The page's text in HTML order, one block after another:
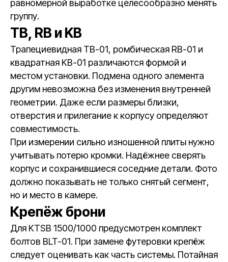
равномерной выработке целесообразно менять
группу.
TB, RB и KB
Трапециевидная TB-01, ромбическая RB-01 и
квадратная KB-01 различаются формой и
местом установки. Подмена одного элемента
другим невозможна без изменения внутренней
геометрии. Даже если размеры близки,
отверстия и прилегание к корпусу определяют
совместимость.
При измерении сильно изношенной плиты нужно
учитывать потерю кромки. Надёжнее сверять
корпус и сохранившиеся соседние детали. Фото
должно показывать не только снятый сегмент,
но и место в камере.
Крепёж брони
Для KTSB 1500/1000 предусмотрен комплект
болтов BLT-01. При замене футеровки крепёж
следует оценивать как часть системы. Потайная